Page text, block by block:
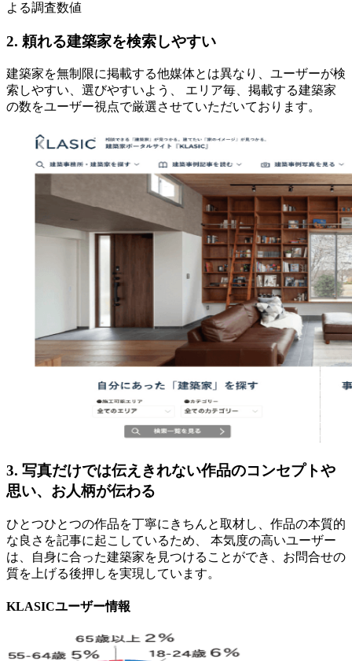
よる調査数値
2. 頼れる建築家を検索しやすい
建築家を無制限に掲載する他媒体とは異なり、ユーザーが検
索しやすい、選びやすいよう、 エリア毎、掲載する建築家
の数をユーザー視点で厳選させていただいております。
3. 写真だけでは伝えきれない作品のコンセプトや
思い、お人柄が伝わる
ひとつひとつの作品を丁寧にきちんと取材し、作品の本質的
な良さを記事に起こしているため、 本気度の高いユーザー
は、自身に合った建築家を見つけることができ、お問合せの
質を上げる後押しを実現しています。
KLASICユーザー情報